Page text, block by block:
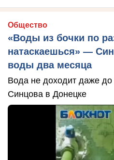
Общество
«Воды из бочки по
натаскаешься» —
воды два месяца
Вода не доходит даже до
Синцова в Донецке